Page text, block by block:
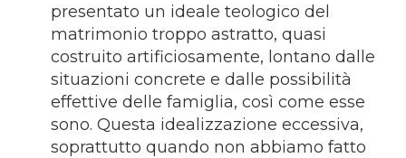
presentato un ideale teologico del
matrimonio troppo astratto, quasi
costruito artificiosamente, lontano dalle
situazioni concrete e dalle possibilità
effettive delle famiglia, così come esse
sono. Questa idealizzazione eccessiva,
soprattutto quando non abbiamo fatto